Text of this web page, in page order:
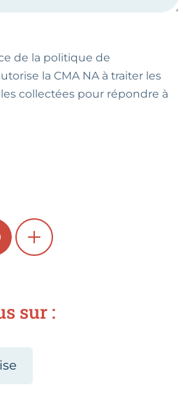
de la politique de
la CMA NA à traiter les
collectées pour répondre à
SHOW MORE
sur :